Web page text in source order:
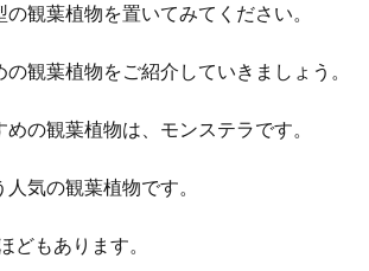
観葉植物を置いてみてください。
観葉植物をご紹介していきましょう。
の観葉植物は、モンステラです。
気の観葉植物です。
どもあります。